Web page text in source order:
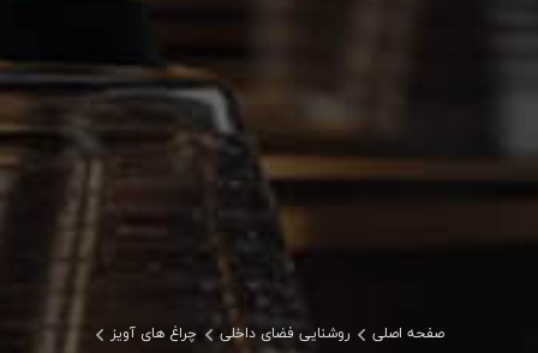
صفحه اصلی روشنایی فضای داخلی
چراغ های آویز